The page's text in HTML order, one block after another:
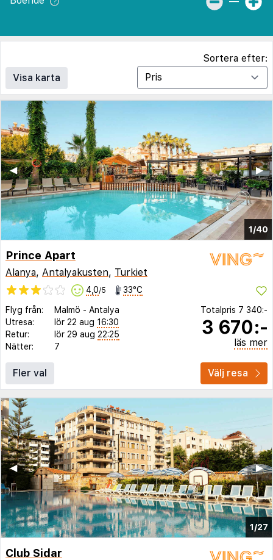
Visa karta
Sortera efter:
1/40
▶︎
◀︎
Prince Apart
Alanya, Antalyakusten, Turkiet
4,0/5 33°C
Flyg från: Malmö - Antalya
Utresa:
lör 22 aug 16:30
Retur:
lör 29 aug 22:25
Nätter:
7
Totalpris 7 340:-
3 670:-
läs mer
Fler val Välj resa
1/27
▶︎
◀︎
Club Sidar